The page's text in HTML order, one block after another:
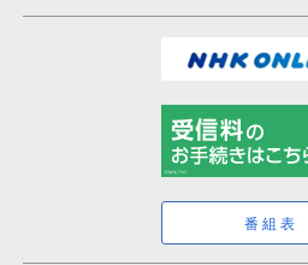
番組表